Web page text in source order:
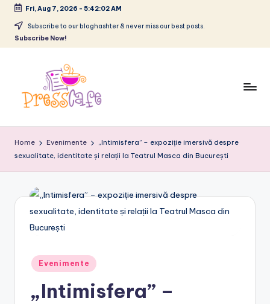
Skip
Fri, Aug 7, 2026 - 5:42:03 AM
Subscribe to our bloghashter & never miss our best posts.
Subscribe Now!
r
e
s
urbane
Home Evenimente
„Intimisfera” – expoziție imersivă despre
sexualitate, identitate și relații la Teatrul Masca din București
Posted
Evenimente
„Intimisfera” –